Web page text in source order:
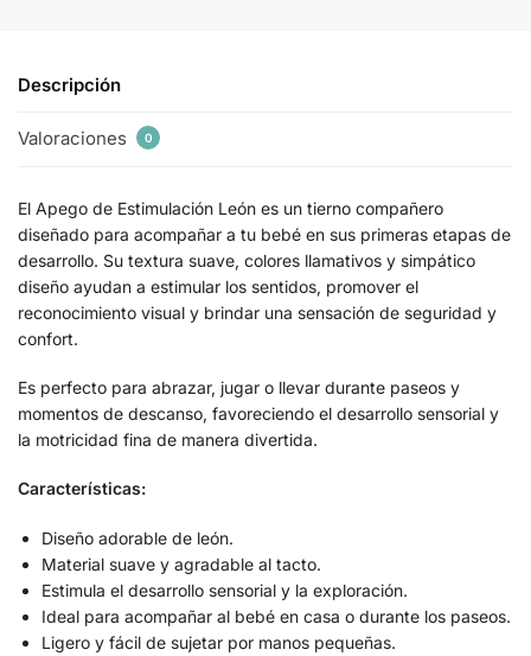
Descripción
Valoraciones 0
El Apego de Estimulación León es un tierno compañero
diseñado para acompañar a tu bebé en sus primeras etapas de
desarrollo. Su textura suave, colores llamativos y simpático
diseño ayudan a estimular los sentidos, promover el
reconocimiento visual y brindar una sensación de seguridad y
confort.
Es perfecto para abrazar, jugar o llevar durante paseos y
momentos de descanso, favoreciendo el desarrollo sensorial y
la motricidad fina de manera divertida.
Características:
Diseño adorable de león.
Material suave y agradable al tacto.
Estimula el desarrollo sensorial y la exploración.
Ideal para acompañar al bebé en casa o durante los paseos.
Ligero y fácil de sujetar por manos pequeñas.